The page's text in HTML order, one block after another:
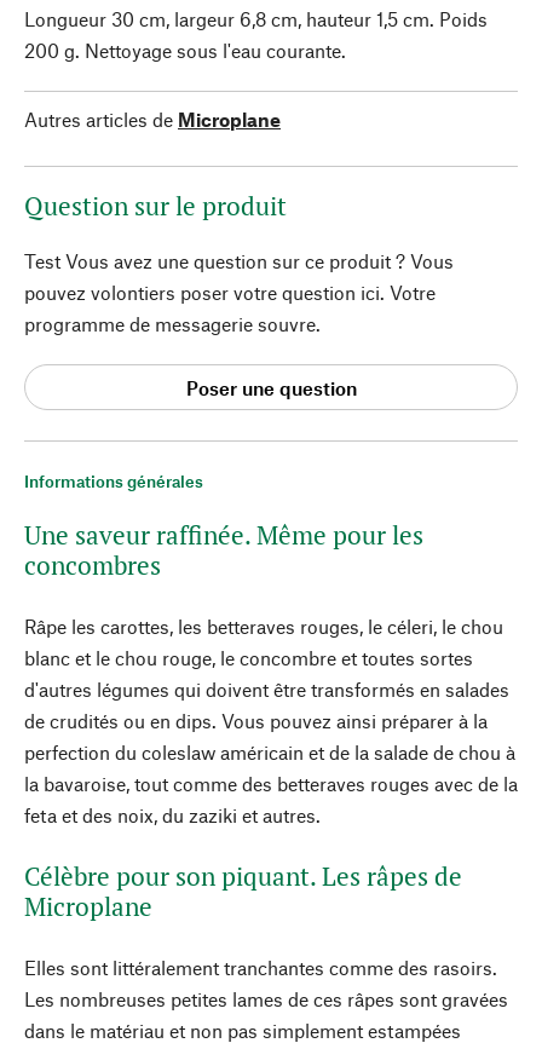
Informations générales
Une saveur raffinée. Même pour les
concombres
Râpe les carottes, les betteraves rouges, le céleri, le chou
blanc et le chou rouge, le concombre et toutes sortes
d'autres légumes qui doivent être transformés en salades
de crudités ou en dips. Vous pouvez ainsi préparer à la
perfection du coleslaw américain et de la salade de chou à
la bavaroise, tout comme des betteraves rouges avec de la
feta et des noix, du zaziki et autres.
Célèbre pour son piquant. Les râpes de
Microplane
Elles sont littéralement tranchantes comme des rasoirs.
Les nombreuses petites lames de ces râpes sont gravées
dans le matériau et non pas simplement estampées
Longueur 30 cm, largeur 6,8 cm, hauteur 1,5 cm. Poids
200 g. Nettoyage sous l'eau courante.
Autres articles de Microplane
Question sur le produit
Test Vous avez une question sur ce produit ? Vous
pouvez volontiers poser votre question ici. Votre
programme de messagerie souvre.
Poser une question